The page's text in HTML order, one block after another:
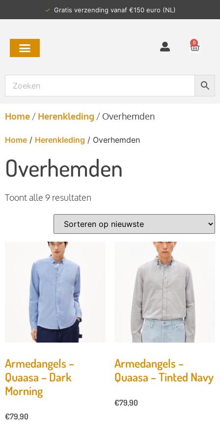
✓ Gratis verzending vanaf €150 euro (NL)
0
Home / Herenkleding / Overhemden
Home / Herenkleding / Overhemden
Overhemden
Toont alle 9 resultaten
Armedangels –
Quaasa – Dark
Morning
€79,90
Armedangels –
Quaasa – Tinted Navy
€79,90